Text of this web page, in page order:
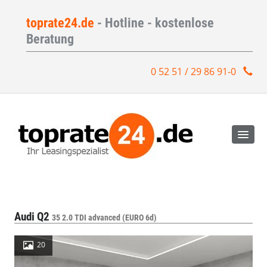
toprate24.de - Hotline - kostenlose
Beratung
0 52 51 / 29 86 91-0
Audi Q2 35 2.0 TDI advanced (EURO 6d)
20